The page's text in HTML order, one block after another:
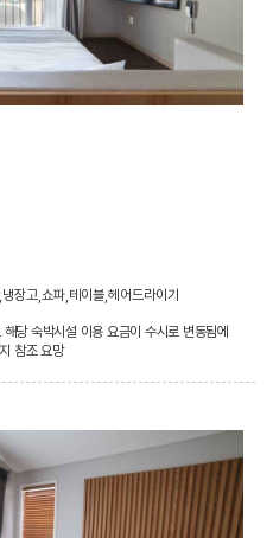
장고,쇼파,테이블,헤어드라이기
당 숙박시설 이용 요금이 수시로 변동됨에
참조 요망